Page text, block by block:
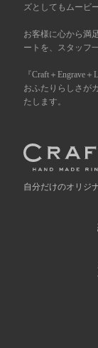
ズとしてもムービ
お客様に心から満
ートを、スタッフ
『Craft＋Engrave＋
おふたりらしさが
たします。
自分だけのオリジ